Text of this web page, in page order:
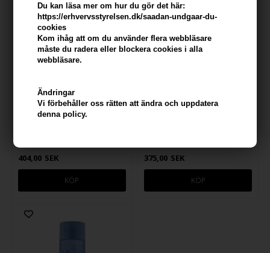
Du kan läsa mer om hur du gör det här:
https://erhvervsstyrelsen.dk/saadan-undgaar-du-
cookies
Kom ihåg att om du använder flera webbläsare
måste du radera eller blockera cookies i alla
webbläsare.
Ändringar
Vi förbehåller oss rätten att ändra och uppdatera
denna policy.
300ml
404,00 SEK
375,00 SEK